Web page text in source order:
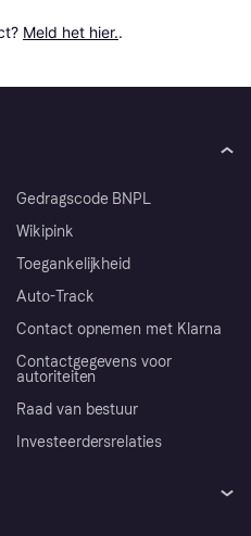
Meld het hier..
Gedragscode BNPL
Wikipink
Toegankelijkheid
Auto-Track
Contact opnemen met Klarna
Contactgegevens voor
autoriteiten
Raad van bestuur
Investeerdersrelaties